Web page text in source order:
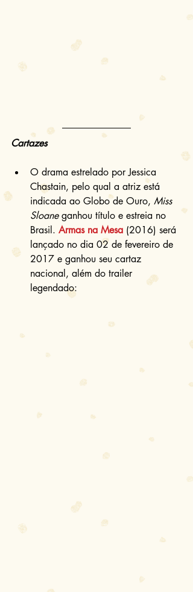
Cartazes
O drama estrelado por Jessica
Chastain, pelo qual a atriz está
indicada ao Globo de Ouro, Miss
Sloane ganhou título e estreia no
Brasil. Armas na Mesa (2016) será
lançado no dia 02 de fevereiro de
2017 e ganhou seu cartaz
nacional, além do trailer
legendado: